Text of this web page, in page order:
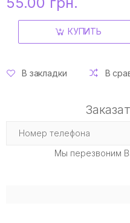
КУПИТЬ
В закладки В
Мы перезвоним